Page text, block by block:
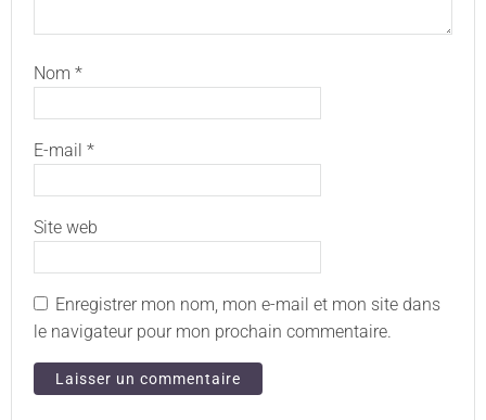
Nom *
E-mail *
Site web
Enregistrer mon nom, mon e-mail et mon site dans
le navigateur pour mon prochain commentaire.